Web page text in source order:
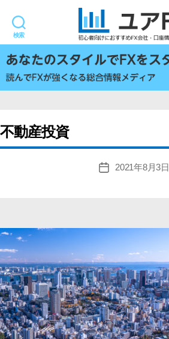
検索
ユ
ア
FX
不動産投資
投
2021年8月3日